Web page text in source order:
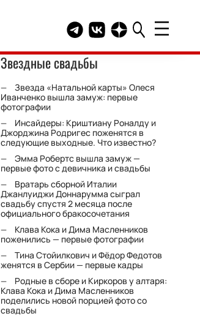
Telegram канал HELLO
Группа HELLO
Канал HELLO в
Звездные свадьбы
Звезда «Натальной карты» Олеся
Иванченко вышла замуж: первые
фотографии
Инсайдеры: Криштиану Роналду и
Джорджина Родригес поженятся в
следующие выходные. Что известно?
Эмма Робертс вышла замуж —
первые фото с девичника и свадьбы
Вратарь сборной Италии
Джанлуиджи Доннарумма сыграл
свадьбу спустя 2 месяца после
официального бракосочетания
Клава Кока и Дима Масленников
поженились — первые фотографии
Тина Стойилкович и Фёдор Федотов
женятся в Сербии — первые кадры
Родные в сборе и Киркоров у алтаря:
Клава Кока и Дима Масленников
поделились новой порцией фото со
свадьбы